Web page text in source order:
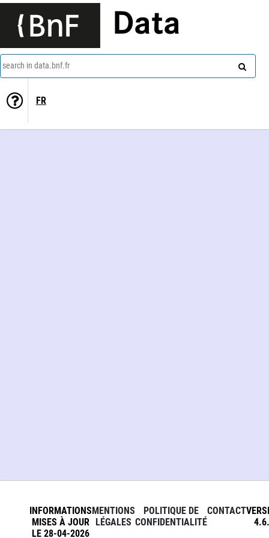
Data
search in data.bnf.fr
FR
INFORMATIONS
MISES À JOUR
LE 28-04-2026
MENTIONS
LÉGALES
POLITIQUE DE
CONFIDENTIALITÉ
CONTACT